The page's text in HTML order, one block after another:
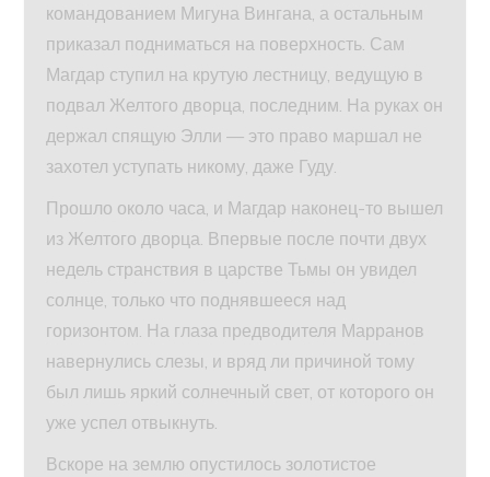
командованием Мигуна Вингана, а остальным
приказал подниматься на поверхность. Сам
Магдар ступил на крутую лестницу, ведущую в
подвал Желтого дворца, последним. На руках он
держал спящую Элли — это право маршал не
захотел уступать никому, даже Гуду.
Прошло около часа, и Магдар наконец-то вышел
из Желтого дворца. Впервые после почти двух
недель странствия в царстве Тьмы он увидел
солнце, только что поднявшееся над
горизонтом. На глаза предводителя Марранов
навернулись слезы, и вряд ли причиной тому
был лишь яркий солнечный свет, от которого он
уже успел отвыкнуть.
Вскоре на землю опустилось золотистое